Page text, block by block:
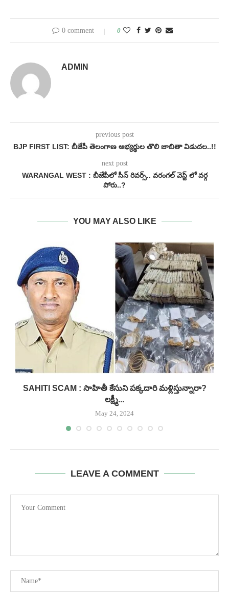
0 comment 0
ADMIN
previous post
BJP FIRST LIST: బీజేపీ తెలంగాణ అభ్యర్థుల తొలి జాబితా విడుదల..!!
next post
WARANGAL WEST : బీజేపీలో సీన్ రివర్స్.. వరంగల్ వెస్ట్ లో వర్గ
పోరు..?
YOU MAY ALSO LIKE
SAHITI SCAM : సాహితీ కేసుని పక్కదారి మళ్లిస్తున్నారా?
లక్ష్మీ...
May 24, 2024
LEAVE A COMMENT